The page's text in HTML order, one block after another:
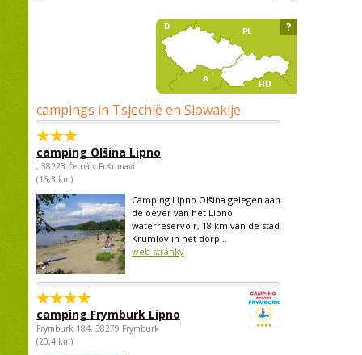
campings in Tsjechië en Slowakije
camping Olšina Lipno
, 38223 Černá v Pošumaví
(16,3 km)
Camping Lipno Olšina gelegen aan
de oever van het Lipno
waterreservoir, 18 km van de stad
Krumlov in het dorp...
web stránky
camping Frymburk Lipno
Frymburk 184, 38279 Frymburk
(20,4 km)
?